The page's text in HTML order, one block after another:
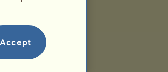
Accept